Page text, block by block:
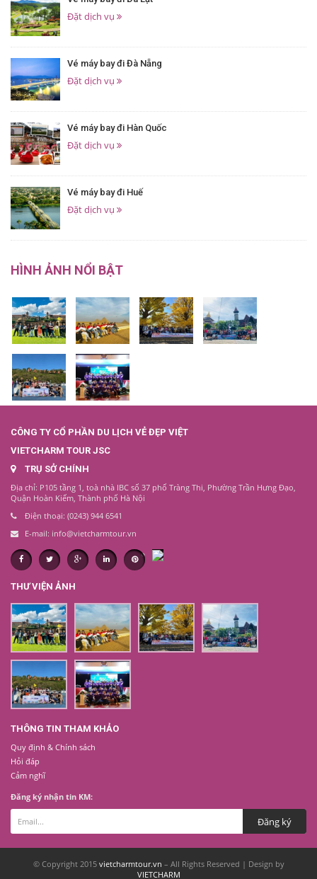
Đặt dịch vụ
Vé máy bay đi Đà Nẵng
Đặt dịch vụ
Vé máy bay đi Hàn Quốc
Đặt dịch vụ
Vé máy bay đi Huế
Đặt dịch vụ
HÌNH ẢNH NỔI BẬT
CÔNG TY CỔ PHẦN DU LỊCH VẺ ĐẸP VIỆT
VIETCHARM TOUR JSC
TRỤ SỞ CHÍNH
Địa chỉ: P105 tầng 1, toà nhà IBC số 37 phố Tràng Thi, Phường Trần Hưng Đạo,
Quận Hoàn Kiếm, Thành phố Hà Nội
Điện thoại: (0243) 944 6541
E-mail: info@vietcharmtour.vn
THƯ VIỆN ẢNH
THÔNG TIN THAM KHẢO
Quy định & Chính sách
Hỏi đáp
Cảm nghĩ
Đăng ký nhận tin KM:
© Copyright 2015 vietcharmtour.vn – All Rights Reserved | Design by
VIETCHARM